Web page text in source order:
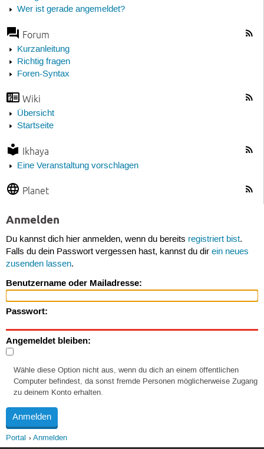
Wer ist gerade angemeldet?
Forum
Kurzanleitung
Richtig fragen
Foren-Syntax
Wiki
Übersicht
Startseite
Ikhaya
Eine Veranstaltung vorschlagen
Planet
Anmelden
Du kannst dich hier anmelden, wenn du bereits registriert bist.
Falls du dein Passwort vergessen hast, kannst du dir ein neues
zusenden lassen.
Benutzername oder Mailadresse:
Passwort:
Angemeldet bleiben:
Wähle diese Option nicht aus, wenn du dich an einem öffentlichen
Computer befindest, da sonst fremde Personen möglicherweise Zugang
zu deinem Konto erhalten.
Portal Anmelden